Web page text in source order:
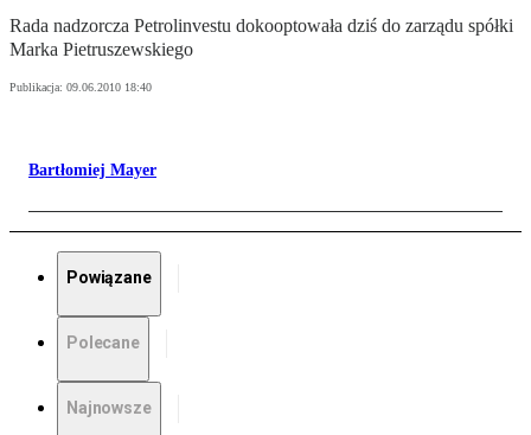
Rada nadzorcza Petrolinvestu dokooptowała dziś do zarządu spółki
Marka Pietruszewskiego
Publikacja: 09.06.2010 18:40
Bartłomiej Mayer
Powiązane
Polecane
Najnowsze